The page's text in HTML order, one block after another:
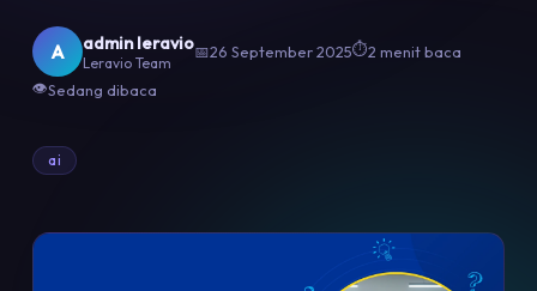
A admin leravio
Leravio Team
📅26 September 2025⏱2 menit baca
👁Sedang dibaca
ai